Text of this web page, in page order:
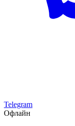
Telegram
Офлайн